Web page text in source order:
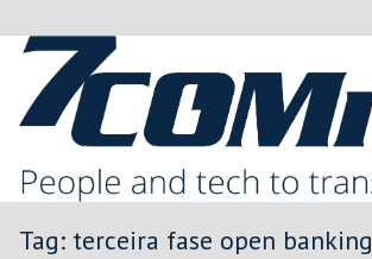
Tag: terceira fase open banking